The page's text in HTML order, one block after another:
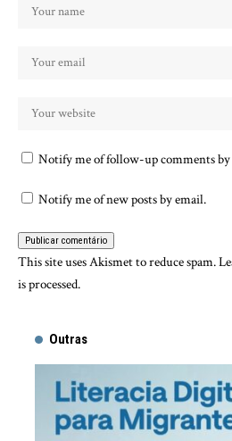
Notify me of follow-up comments
Notify me of new posts by email.
This site uses Akismet to reduce spam.
is processed.
Outras